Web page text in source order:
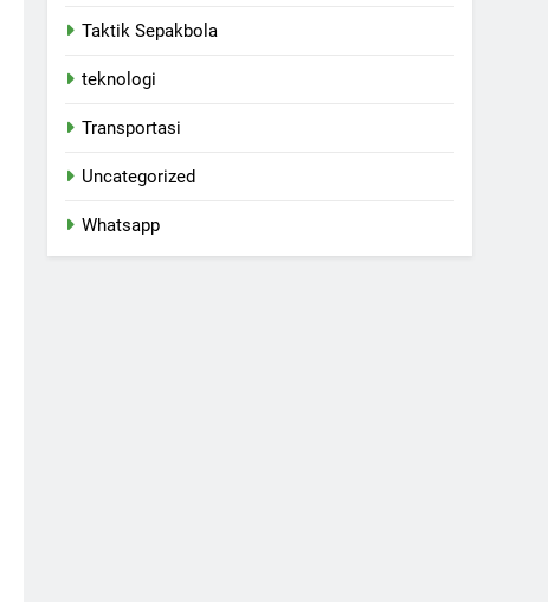
Taktik Sepakbola
teknologi
Transportasi
Uncategorized
Whatsapp